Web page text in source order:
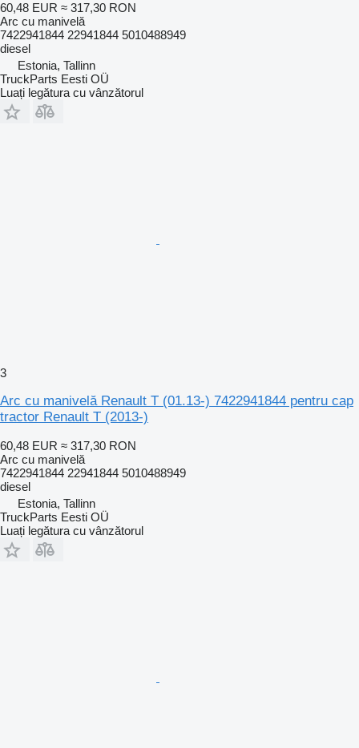
60,48 EUR ≈ 317,30 RON
Arc cu manivelă
7422941844 22941844 5010488949
diesel
Estonia, Tallinn
TruckParts Eesti OÜ
Luați legătura cu vânzătorul
3
Arc cu manivelă Renault T (01.13-) 7422941844 pentru cap
tractor Renault T (2013-)
60,48 EUR ≈ 317,30 RON
Arc cu manivelă
7422941844 22941844 5010488949
diesel
Estonia, Tallinn
TruckParts Eesti OÜ
Luați legătura cu vânzătorul